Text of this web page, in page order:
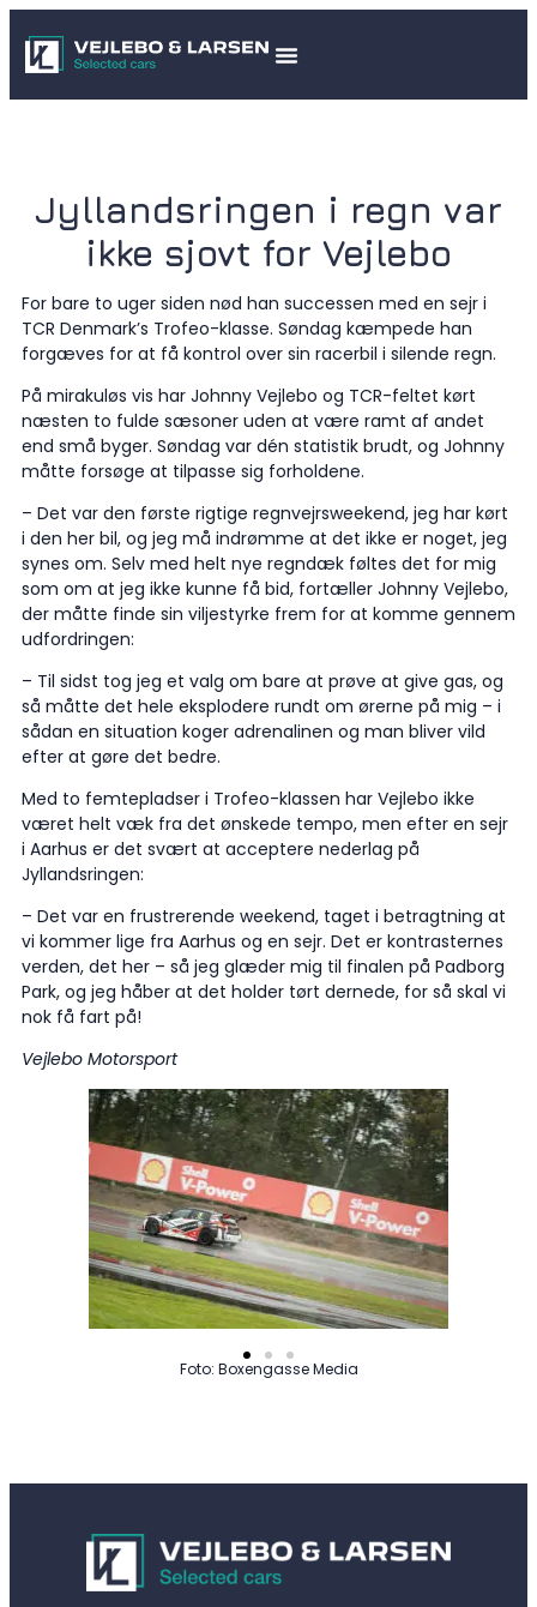
Jyllandsringen i regn var
ikke sjovt for Vejlebo
For bare to uger siden nød han successen med en sejr i
TCR Denmark’s Trofeo-klasse. Søndag kæmpede han
forgæves for at få kontrol over sin racerbil i silende regn.
På mirakuløs vis har Johnny Vejlebo og TCR-feltet kørt
næsten to fulde sæsoner uden at være ramt af andet
end små byger. Søndag var dén statistik brudt, og Johnny
måtte forsøge at tilpasse sig forholdene.
– Det var den første rigtige regnvejrsweekend, jeg har kørt
i den her bil, og jeg må indrømme at det ikke er noget, jeg
synes om. Selv med helt nye regndæk føltes det for mig
som om at jeg ikke kunne få bid, fortæller Johnny Vejlebo,
der måtte finde sin viljestyrke frem for at komme gennem
udfordringen:
– Til sidst tog jeg et valg om bare at prøve at give gas, og
så måtte det hele eksplodere rundt om ørerne på mig – i
sådan en situation koger adrenalinen og man bliver vild
efter at gøre det bedre.
Med to femtepladser i Trofeo-klassen har Vejlebo ikke
været helt væk fra det ønskede tempo, men efter en sejr
i Aarhus er det svært at acceptere nederlag på
Jyllandsringen:
– Det var en frustrerende weekend, taget i betragtning at
vi kommer lige fra Aarhus og en sejr. Det er kontrasternes
verden, det her – så jeg glæder mig til finalen på Padborg
Park, og jeg håber at det holder tørt dernede, for så skal vi
nok få fart på!
Vejlebo Motorsport
Foto: Boxengasse Media